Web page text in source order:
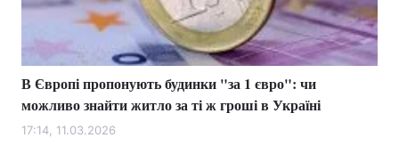
В Європі пропонують будинки "за 1 євро": чи
можливо знайти житло за ті ж гроші в Україні
17:14, 11.03.2026